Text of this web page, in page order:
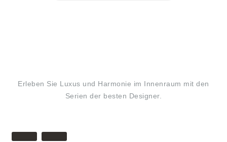
Erleben Sie Luxus und Harmonie im Innenraum mit den
Serien der besten Designer.